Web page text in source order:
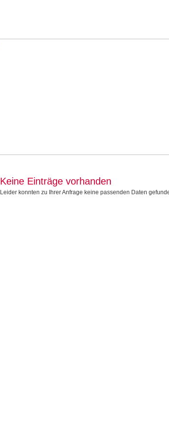
Keine Einträge vorhanden
Leider konnten zu Ihrer Anfrage keine passenden Daten